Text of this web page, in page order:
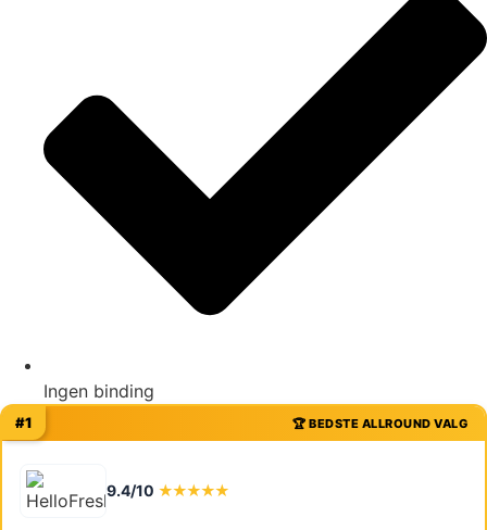
Ingen binding
🏆 BEDSTE ALLROUND VALG
#1
9.4/10 ★★★★★